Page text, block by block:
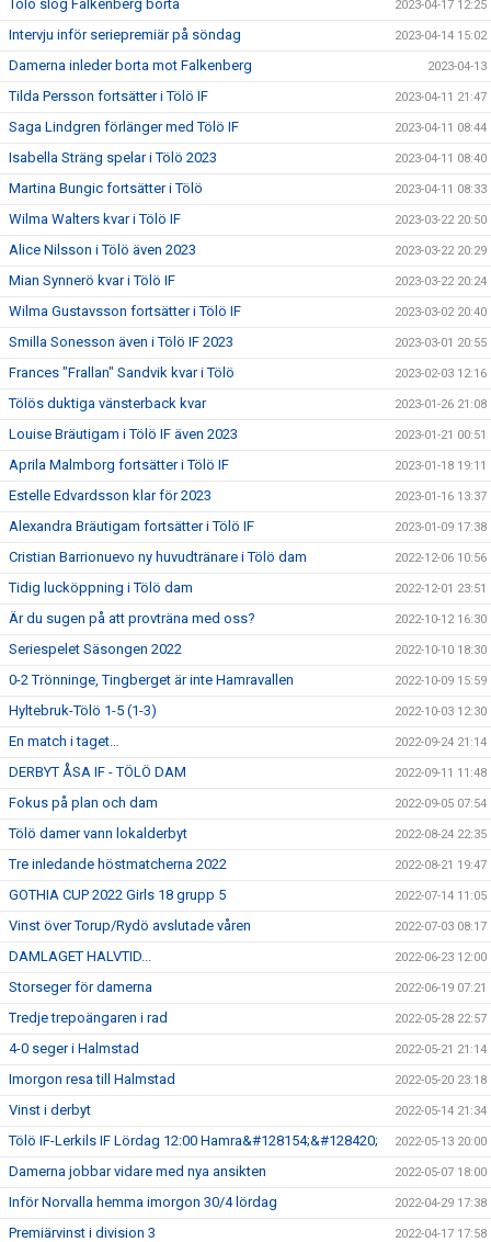
Tölö slog Falkenberg borta 2023-04-17 12:25
Intervju inför seriepremiär på söndag 2023-04-14 15:02
Damerna inleder borta mot Falkenberg 2023-04-13
Tilda Persson fortsätter i Tölö IF 2023-04-11 21:47
Saga Lindgren förlänger med Tölö IF 2023-04-11 08:44
Isabella Sträng spelar i Tölö 2023 2023-04-11 08:40
Martina Bungic fortsätter i Tölö 2023-04-11 08:33
Wilma Walters kvar i Tölö IF 2023-03-22 20:50
Alice Nilsson i Tölö även 2023 2023-03-22 20:29
Mian Synnerö kvar i Tölö IF 2023-03-22 20:24
Wilma Gustavsson fortsätter i Tölö IF 2023-03-02 20:40
Smilla Sonesson även i Tölö IF 2023 2023-03-01 20:55
Frances "Frallan" Sandvik kvar i Tölö 2023-02-03 12:16
Tölös duktiga vänsterback kvar 2023-01-26 21:08
Louise Bräutigam i Tölö IF även 2023 2023-01-21 00:51
Aprila Malmborg fortsätter i Tölö IF 2023-01-18 19:11
Estelle Edvardsson klar för 2023 2023-01-16 13:37
Alexandra Bräutigam fortsätter i Tölö IF 2023-01-09 17:38
Cristian Barrionuevo ny huvudtränare i Tölö dam 2022-12-06 10:56
Tidig lucköppning i Tölö dam 2022-12-01 23:51
Är du sugen på att provträna med oss? 2022-10-12 16:30
Seriespelet Säsongen 2022 2022-10-10 18:30
0-2 Trönninge, Tingberget är inte Hamravallen 2022-10-09 15:59
Hyltebruk-Tölö 1-5 (1-3) 2022-10-03 12:30
En match i taget… 2022-09-24 21:14
DERBYT ÅSA IF - TÖLÖ DAM 2022-09-11 11:48
Fokus på plan och dam 2022-09-05 07:54
Tölö damer vann lokalderbyt 2022-08-24 22:35
Tre inledande höstmatcherna 2022 2022-08-21 19:47
GOTHIA CUP 2022 Girls 18 grupp 5 2022-07-14 11:05
Vinst över Torup/Rydö avslutade våren 2022-07-03 08:17
DAMLAGET HALVTID... 2022-06-23 12:00
Storseger för damerna 2022-06-19 07:21
Tredje trepoängaren i rad 2022-05-28 22:57
4-0 seger i Halmstad 2022-05-21 21:14
Imorgon resa till Halmstad 2022-05-20 23:18
Vinst i derbyt 2022-05-14 21:34
Tölö IF-Lerkils IF Lördag 12:00 Hamra&#128154;&#128420; 2022-05-13 20:00
Damerna jobbar vidare med nya ansikten 2022-05-07 18:00
Inför Norvalla hemma imorgon 30/4 lördag 2022-04-29 17:38
Premiärvinst i division 3 2022-04-17 17:58